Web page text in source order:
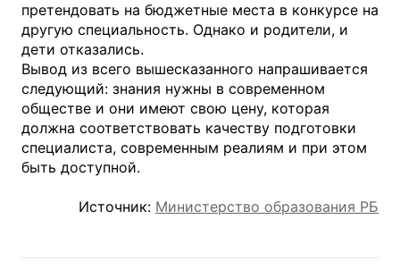
претендовать на бюджетные места в конкурсе на
другую специальность. Однако и родители, и
дети отказались.
Вывод из всего вышесказанного напрашивается
следующий: знания нужны в современном
обществе и они имеют свою цену, которая
должна соответствовать качеству подготовки
специалиста, современным реалиям и при этом
быть доступной.
Источник: Министерство образования РБ